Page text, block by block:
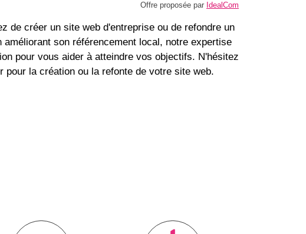
Offre proposée par IdealCom
de créer un site web d'entreprise ou de refondre un
améliorant son référencement local, notre expertise
pour vous aider à atteindre vos objectifs. N'hésitez
pour la création ou la refonte de votre site web.